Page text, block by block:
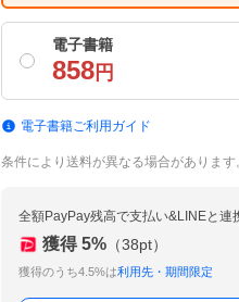
電子書籍
858 円
電子書籍ご利用ガイド
条件により送料が異なる場合があります
全額PayPay残高で支払い&LINEと連
獲得 5% （38pt）
獲得のうち4.5%は利用先・期間限定